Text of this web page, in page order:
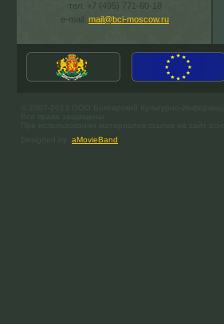
тел. +7 (495) 771-60-18
e-mail: mail@bci-moscow.ru
aMovieBand